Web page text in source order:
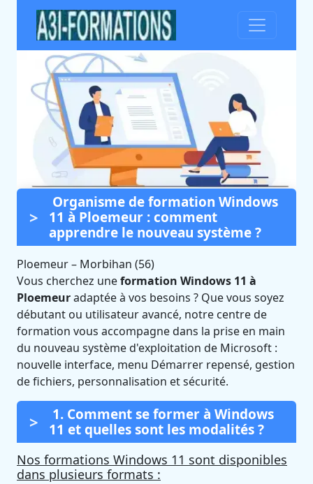
Formation Windows 11 à
Ploemeur (Morbihan)
Certifié Qualiopi et éligible CPF
Organisme de formation Windows
11 à Ploemeur : comment
apprendre le nouveau système ?
Ploemeur– Morbihan (56)
Vous cherchez uneformation Windows 11 à
Ploemeuradaptée à vos besoins ? Que vous soyez
débutant ou utilisateur avancé, notre centre de
formation vous accompagne dans la prise en main
du nouveau système d'exploitation de Microsoft :
nouvelle interface, menu Démarrer repensé, gestion
de fichiers, personnalisation et sécurité.
1. Comment se former à Windows
11 et quelles sont les modalités ?
Nos formations Windows 11 sont disponibles
dans plusieurs formats :